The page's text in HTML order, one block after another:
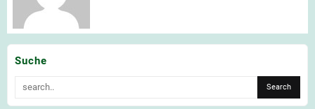
Suche